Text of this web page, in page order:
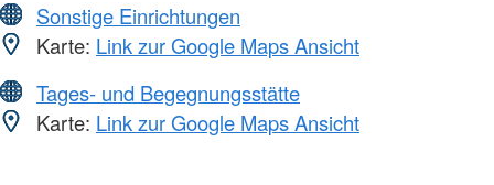
Sonstige Einrichtungen
Karte: Link zur Google Maps Ansicht
Tages- und Begegnungsstätte
Karte: Link zur Google Maps Ansicht